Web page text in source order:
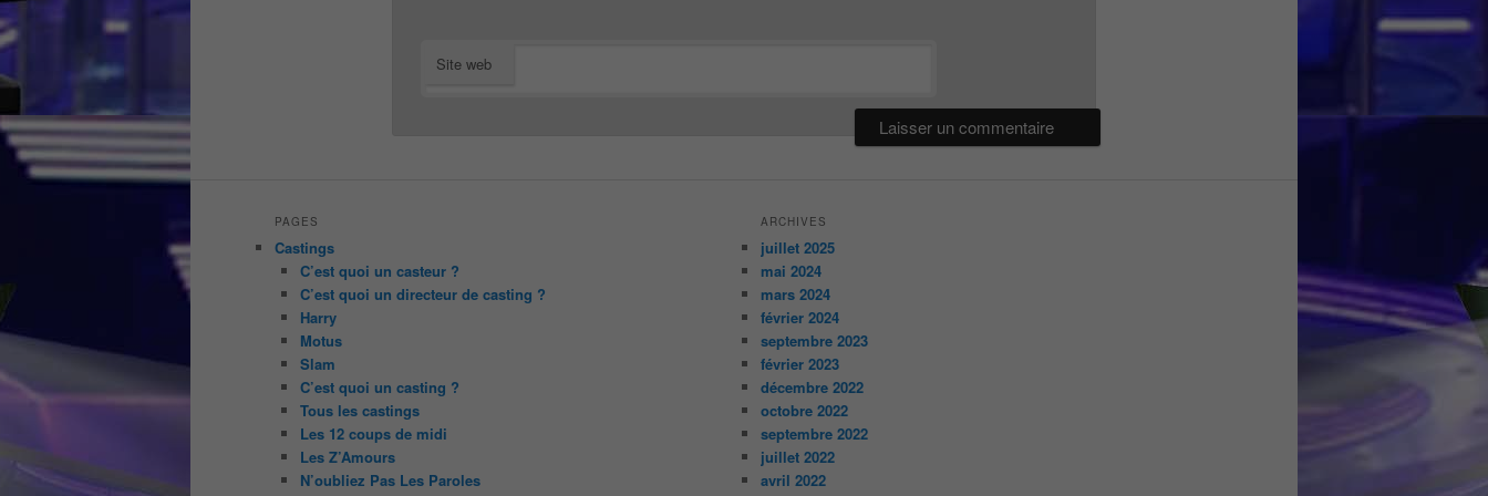
Site web
PAGES
Castings
C’est quoi un casteur ?
C’est quoi un directeur de casting ?
Harry
Motus
Slam
C’est quoi un casting ?
Tous les castings
Les 12 coups de midi
Les Z’Amours
N’oubliez Pas Les Paroles
ARCHIVES
juillet 2025
mai 2024
mars 2024
février 2024
septembre 2023
février 2023
décembre 2022
octobre 2022
septembre 2022
juillet 2022
avril 2022